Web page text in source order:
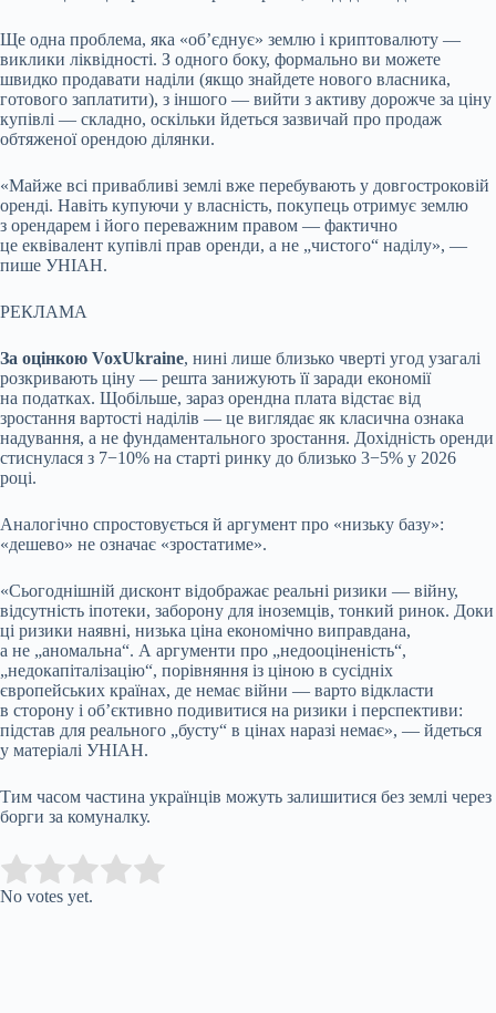
Ще одна проблема, яка «обʼєднує» землю і криптовалюту —
виклики ліквідності. З одного боку, формально ви можете
швидко продавати наділи (якщо знайдете нового власника,
готового заплатити), з іншого — вийти з активу дорожче за ціну
купівлі — складно, оскільки йдеться зазвичай про продаж
обтяженої орендою ділянки.
«Майже всі привабливі землі вже перебувають у довгостроковій
оренді. Навіть купуючи у власність, покупець отримує землю
з орендарем і його переважним правом — фактично
це еквівалент купівлі прав оренди, а не „чистого“ наділу», —
пише УНІАН.
РЕКЛАМА
За оцінкою VoxUkraine, нині лише близько чверті угод узагалі
розкривають ціну — решта занижують її заради економії
на податках. Щобільше, зараз орендна плата відстає від
зростання вартості наділів — це виглядає як класична ознака
надування, а не фундаментального зростання. Дохідність оренди
стиснулася з 7−10% на старті ринку до близько 3−5% у 2026
році.
Аналогічно спростовується й аргумент про «низьку базу»:
«дешево» не означає «зростатиме».
«Сьогоднішній дисконт відображає реальні ризики — війну,
відсутність іпотеки, заборону для іноземців, тонкий ринок. Доки
ці ризики наявні, низька ціна економічно виправдана,
а не „аномальна“. А аргументи про „недооціненість“,
„недокапіталізацію“, порівняння із ціною в сусідніх
європейських країнах, де немає війни — варто відкласти
в сторону і обʼєктивно подивитися на ризики і перспективи:
підстав для реального „бусту“ в цінах наразі немає», — йдеться
у матеріалі УНІАН.
Тим часом частина українців можуть залишитися без землі через
борги за комуналку.
Rate this item:
No votes yet.